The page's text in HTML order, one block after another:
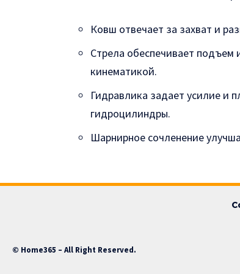
Ковш отвечает за захват и
Стрела обеспечивает подъем
кинематикой.
Гидравлика задает усилие и
гидроцилиндры.
Шарнирное сочленение
© Home365 – All Right Reserved.